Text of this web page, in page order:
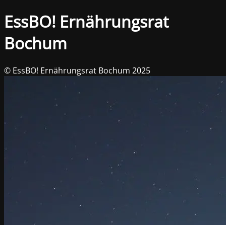
EssBO! Ernährungsrat
Bochum
© EssBO! Ernährungsrat Bochum 2025